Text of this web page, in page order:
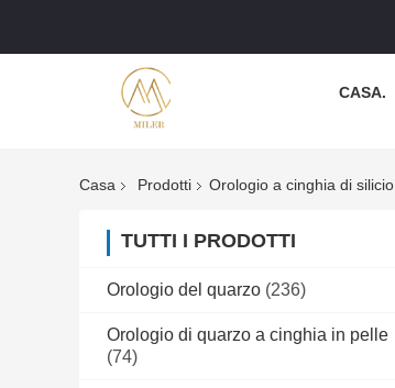
CASA.
Casa Prodotti Orologio a cinghia di silicio
TUTTI I PRODOTTI
Orologio del quarzo (236)
Orologio di quarzo a cinghia in pelle
(74)